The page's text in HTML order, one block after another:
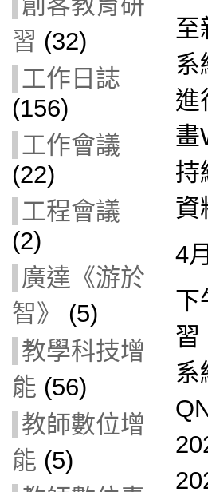
習 (32)
工作日誌
(156)
工作會議
(22)
工程會議
(2)
廣達《游於
智》
(5)
教學科技增
能 (56)
教師數位增
能 (5)
至
系
進
畫
持
資
4
下
習
系